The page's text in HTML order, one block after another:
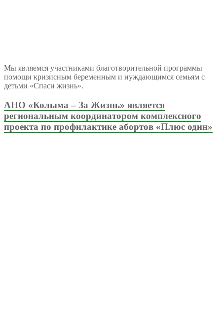
Мы являемся участниками благотворительной программы
помощи кризисным беременным и нуждающимся семьям с
детьми «Спаси жизнь».
АНО «Колыма – За Жизнь» является
региональным координатором комплексного
проекта по профилактике абортов «Плюс один»